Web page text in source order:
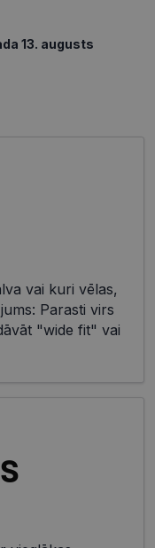
13. augusts
vai kuri vēlas,
Parasti virs
"wide fit" vai